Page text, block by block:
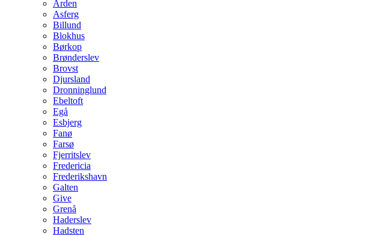
Arden
Asferg
Billund
Blokhus
Børkop
Brønderslev
Brovst
Djursland
Dronninglund
Ebeltoft
Egå
Esbjerg
Fanø
Farsø
Fjerritslev
Fredericia
Frederikshavn
Galten
Give
Grenå
Haderslev
Hadsten